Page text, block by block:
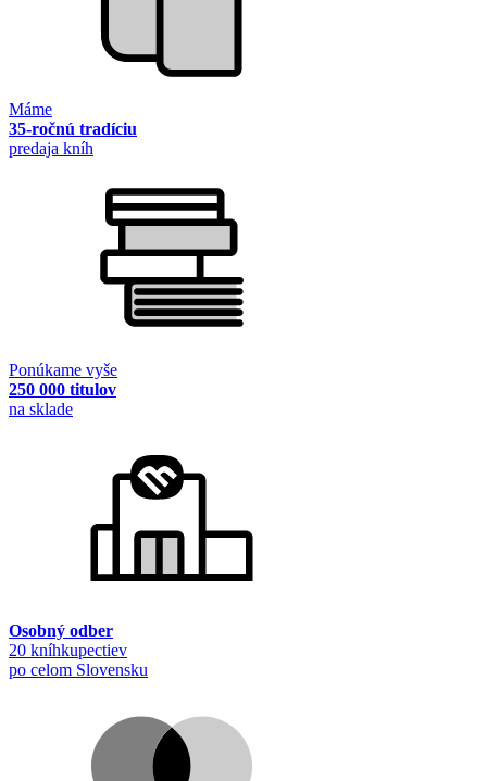
Máme
35-ročnú tradíciu
predaja kníh
Ponúkame vyše
250 000 titulov
na sklade
Osobný odber
20 kníhkupectiev
po celom Slovensku